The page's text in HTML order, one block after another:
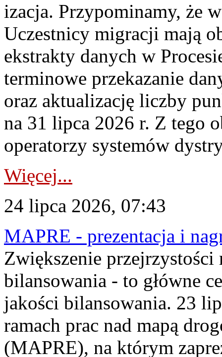
izacja. Przypominamy, że
Uczestnicy migracji mają
ekstrakty danych w
terminowe przekazanie
oraz aktualizację liczby
na 31 lipca 2026 r. Z tego
operatorzy systemów
Więcej...
24 lipca 2026, 07:43
MAPRE - prezentacja i
Zwiększenie
bilansowania - to główne
jakości bilansowania. 23
ramach prac nad mapą
(MAPRE), na którym